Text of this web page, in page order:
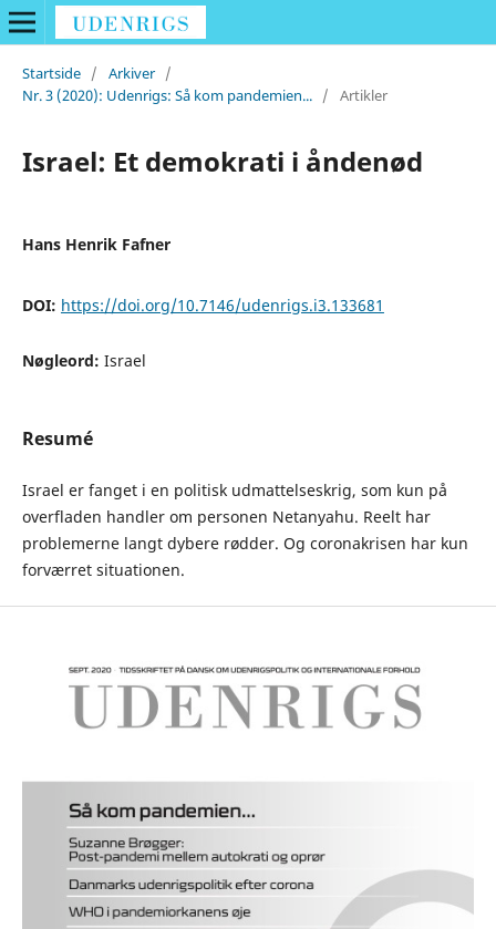
Startside / Arkiver /
Nr. 3 (2020): Udenrigs: Så kom pandemien... / Artikler
Israel: Et demokrati i åndenød
Hans Henrik Fafner
DOI: https://doi.org/10.7146/udenrigs.i3.133681
Nøgleord: Israel
Resumé
Israel er fanget i en politisk udmattelseskrig, som kun på
overfladen handler om personen Netanyahu. Reelt har
problemerne langt dybere rødder. Og coronakrisen har kun
forværret situationen.